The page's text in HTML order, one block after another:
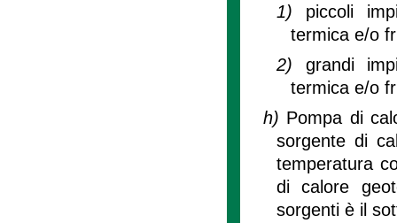
1) piccoli
termica e/o
2) grandi
termica e/o
h) Pompa di
sorgente di
temperatura
di calore
sorgenti è il